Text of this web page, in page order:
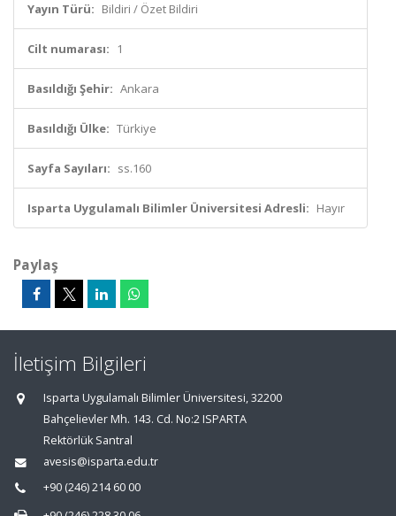
Yayın Türü: Bildiri / Özet Bildiri
Cilt numarası: 1
Basıldığı Şehir: Ankara
Basıldığı Ülke: Türkiye
Sayfa Sayıları: ss.160
Isparta Uygulamalı Bilimler Üniversitesi Adresli: Hayır
Paylaş
İletişim Bilgileri
Isparta Uygulamalı Bilimler Üniversitesi, 32200
Bahçelievler Mh. 143. Cd. No:2 ISPARTA
Rektörlük Santral
avesis@isparta.edu.tr
+90 (246) 214 60 00